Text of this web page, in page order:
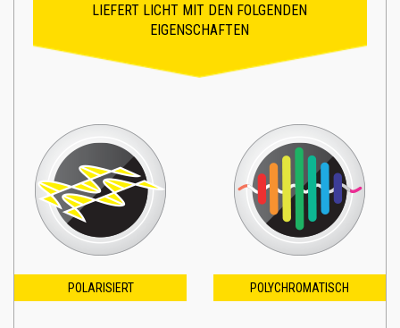
LIEFERT LICHT MIT DEN FOLGENDEN
EIGENSCHAFTEN
POLARISIERT POLYCHROMATISCH